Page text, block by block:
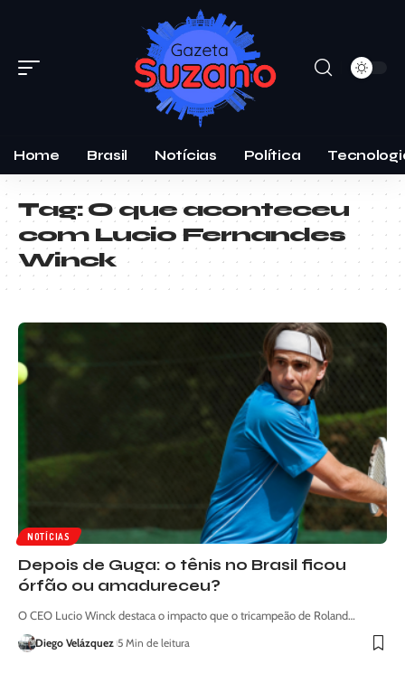
Home Brasil Notícias Política
Tag:O que aconteceu
com Lucio Fernandes
Winck
NOTÍCIAS
Depois de Guga: o tênis no Brasil ficou
órfão ou amadureceu?
O CEO Lucio Winck destaca o impacto que o tricampeão de Roland…
Diego Velázquez 5 Min de leitura